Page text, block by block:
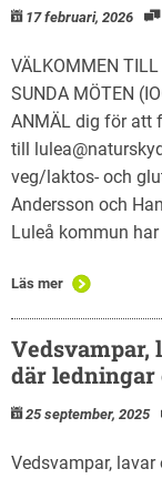
17 februari, 2026
VÄLKOMMEN
SUNDA MÖTEN
ANMÄL dig för att
till
veg/laktos- och
Andersson och
Luleå kommun
Läs mer
Vedsvampar,
där ledningar
25 september, 2025
Vedsvampar,